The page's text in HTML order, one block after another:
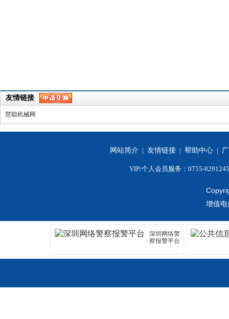
友情链接
慧聪机械网
网站简介 | 友情链接 | 帮助中心 |
VIP/个人会员服务：0755-
增值
深圳网络警
察报警平台